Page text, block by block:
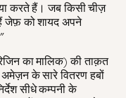
करते हैं। जब किसी चीज़
जेफ़ को शायद अपने
का मालिक) की ताक़त
के सारे वितरण हबों
सीधे कम्पनी के